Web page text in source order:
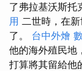
了弗拉基沃斯托
用 二世時，在
了。 台中外燴
他的海外殖民地
打算將其留給他